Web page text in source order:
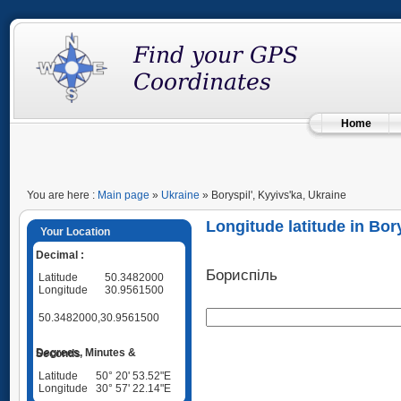
Home
You are here : Main page » Ukraine » Boryspil', Kyyivs'ka, Ukraine
Your Location
Decimal :
Latitude
50.3482000
Longitude
30.9561500
50.3482000,30.9561500
Degrees, Minutes & Seconds
Latitude
50° 20' 53.52"E
Longitude
30° 57' 22.14"E
Longitude latitude in
Бориспіль